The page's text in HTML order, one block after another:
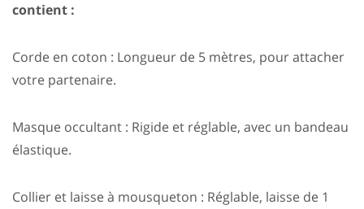
contient :
Corde en coton : Longueur de 5 mètres, pour attacher
votre partenaire.
Masque occultant : Rigide et réglable, avec un bandeau
élastique.
Collier et laisse à mousqueton : Réglable, laisse de 1